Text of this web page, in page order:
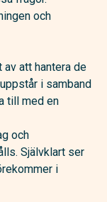
och
att hantera de
i samband
till med en
och
Självklart ser
i